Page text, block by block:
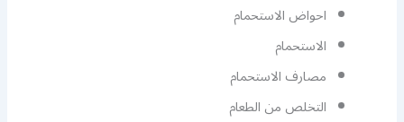
احواض الاستحمام
الاستحمام
مصارف الاستحمام
التخلص من الطعام